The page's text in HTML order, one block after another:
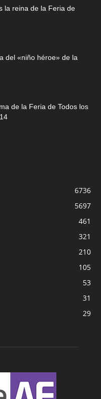
la reina de la Feria de
del «niño héroe» de la
de la Feria de Todos los
6736
5697
461
321
210
105
53
31
29